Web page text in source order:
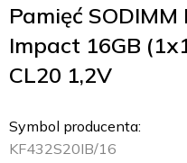
Pamięć
Impact 16GB
CL20 1,2V
Symbol producenta:
KF432S20IB/16